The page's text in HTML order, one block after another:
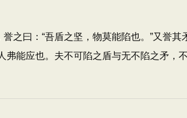
曰：“吾盾之坚，物莫能陷也。”又誉其
弗能应也。夫不可陷之盾与无不陷之矛，